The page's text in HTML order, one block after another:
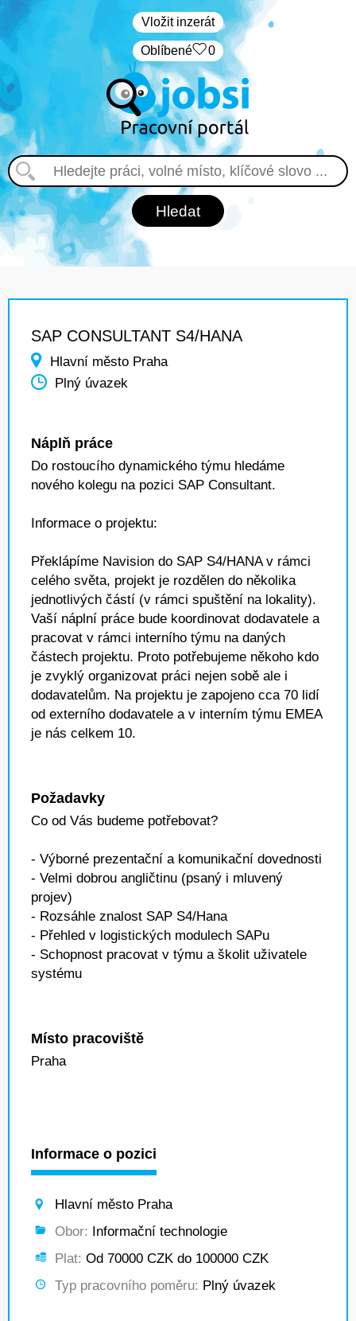
Vložit inzerát
Oblíbené 0
SAP CONSULTANT S4/HANA
Hlavní město Praha
Plný úvazek
Náplň práce
Do rostoucího dynamického týmu hledáme
nového kolegu na pozici SAP Consultant.
Informace o projektu:
Překlápíme Navision do SAP S4/HANA v rámci
celého světa, projekt je rozdělen do několika
jednotlivých částí (v rámci spuštění na lokality).
Vaší náplní práce bude koordinovat dodavatele a
pracovat v rámci interního týmu na daných
částech projektu. Proto potřebujeme někoho kdo
je zvyklý organizovat práci nejen sobě ale i
dodavatelům. Na projektu je zapojeno cca 70 lidí
od externího dodavatele a v interním týmu EMEA
je nás celkem 10.
Požadavky
Co od Vás budeme potřebovat?
- Výborné prezentační a komunikační dovednosti
- Velmi dobrou angličtinu (psaný i mluvený
projev)
- Rozsáhle znalost SAP S4/Hana
- Přehled v logistických modulech SAPu
- Schopnost pracovat v týmu a školit uživatele
systému
Místo pracoviště
Praha
Informace o pozici
Hlavní město Praha
Obor: Informační technologie
Plat: Od 70000 CZK do 100000 CZK
Typ pracovního poměru: Plný úvazek